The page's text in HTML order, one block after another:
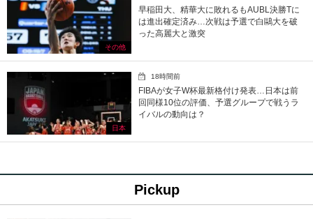
その他
早稲田大、精華大に敗れるもAUBL決勝Tに
は進出確定済み…次戦は予選で白鷗大を破
った高麗大と激突
日本
18時間前
FIBAが女子W杯最新格付け発表…日本は前
回同様10位の評価、予選グループで戦うラ
イバルの動向は？
Pickup